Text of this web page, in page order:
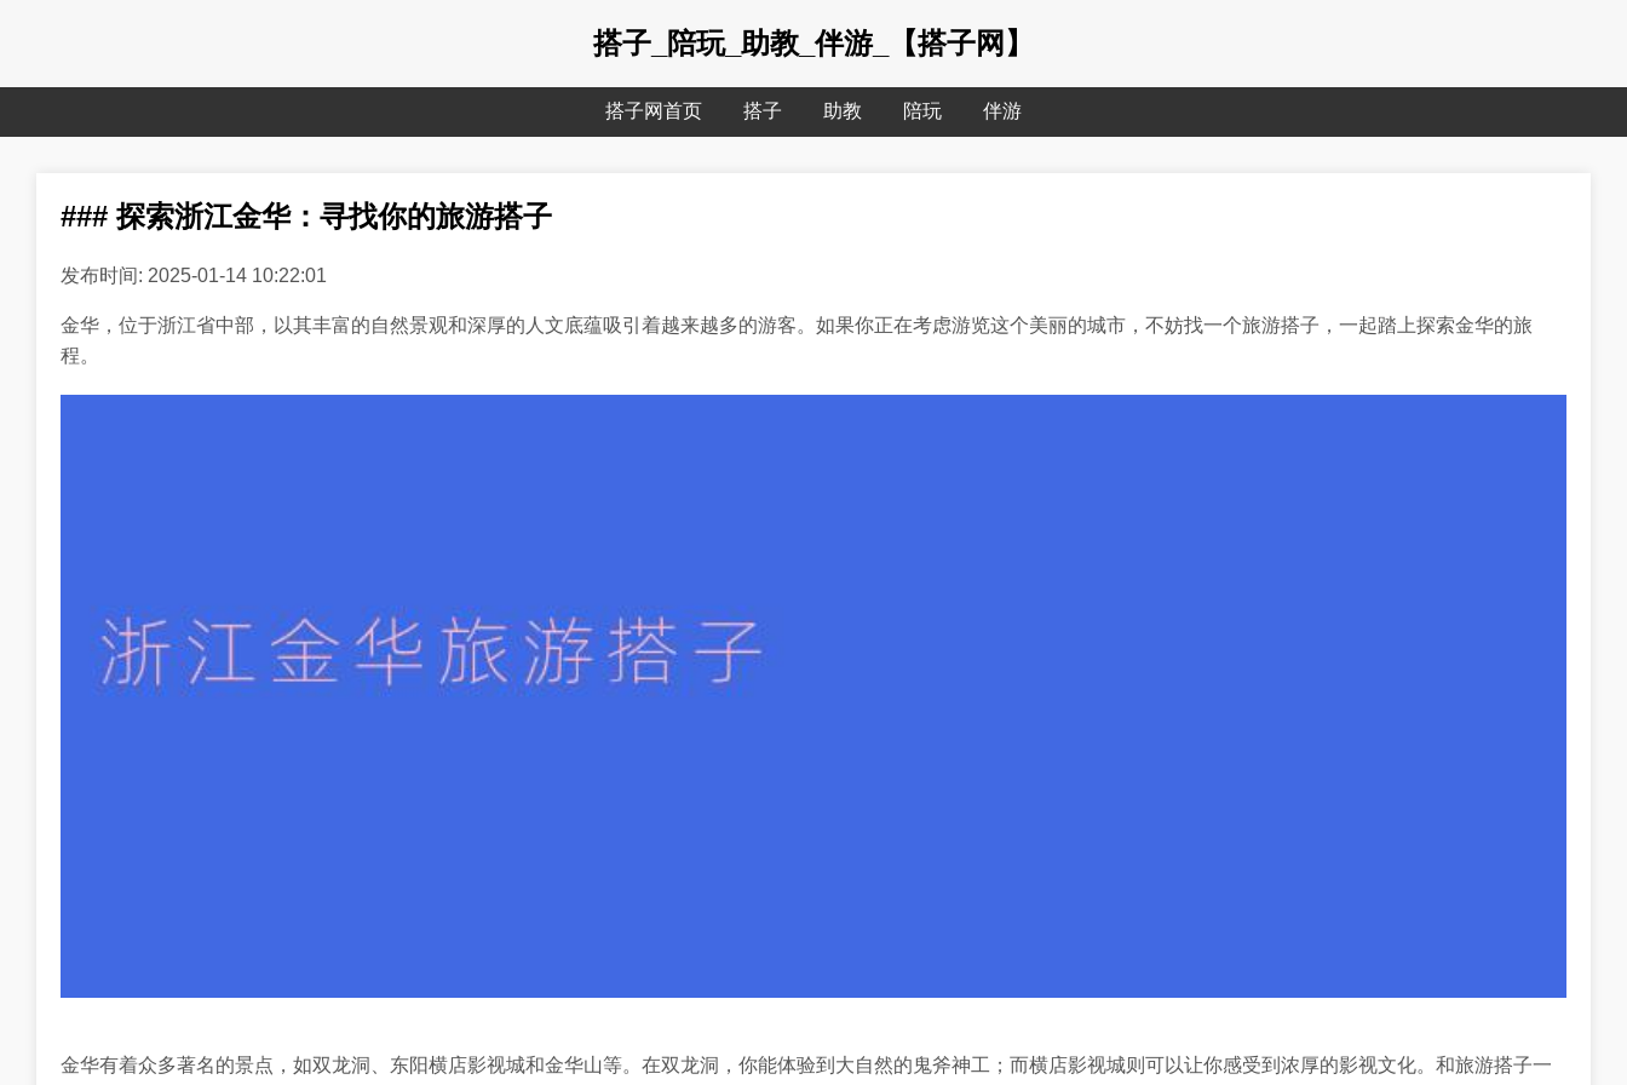
搭子_陪玩_助教_伴游_【搭子网】
搭子网首页 搭子 助教 陪玩 伴游
### 探索浙江金华：寻找你的旅游搭子
发布时间: 2025-01-14 10:22:01
金华，位于浙江省中部，以其丰富的自然景观和深厚的人文底蕴吸引着越来越多的游客。如果你正在考虑游览这个美丽的城市，不妨找一个旅游搭子，一起踏上探索金华的旅
程。
金华有着众多著名的景点，如双龙洞、东阳横店影视城和金华山等。在双龙洞，你能体验到大自然的鬼斧神工；而横店影视城则可以让你感受到浓厚的影视文化。和旅游搭子一